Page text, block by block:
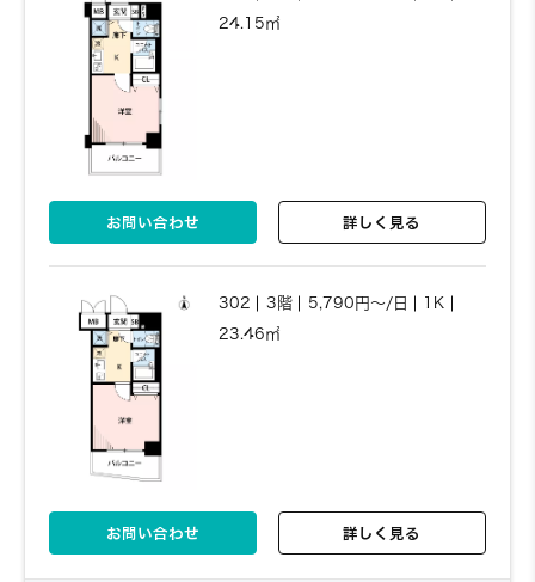
24.15㎡
お問い合わせ 詳しく見る
302 3階 5,790円～/日
1K
23.46㎡
お問い合わせ 詳しく見る